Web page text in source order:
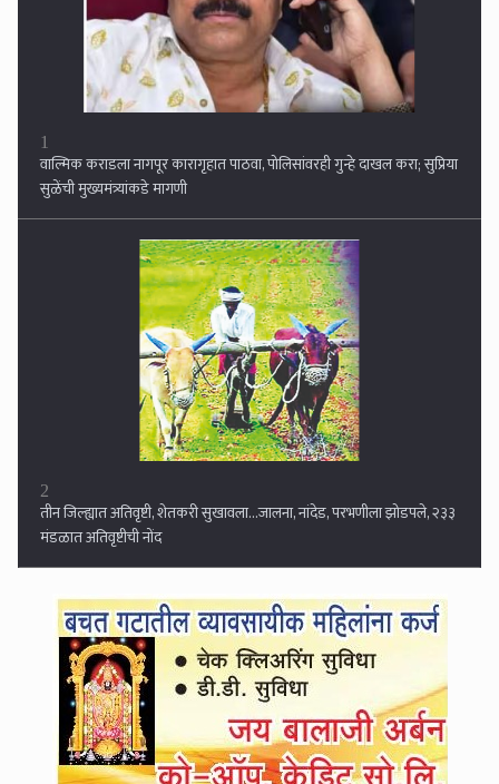
वाल्मिक कराडला नागपूर कारागृहात पाठवा, पोलिसांवरही गुन्हे दाखल करा; सुप्रिया
सुळेंची मुख्यमंत्र्यांकडे मागणी
तीन जिल्ह्यात अतिवृष्टी, शेतकरी सुखावला...जालना, नांदेड, परभणीला झोडपले, २३३
मंडळात अतिवृष्टीची नोंद
व्हॉट्सअपला स्टेटस ठेवत वरिष्ठांच्या जाचाला कंटाळून शिक्षकाची दोन मुले आणि
गाडीसह नदीपात्रात उडी...